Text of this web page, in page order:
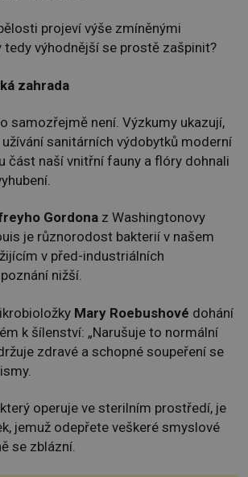
projeví výše zmíněnými
tedy výhodnější se prostě zašpinit?
zahrada
samozřejmě není. Výzkumy ukazují,
sanitárních výdobytků moderní
část naší vnitřní fauny a flóry dohnali
Gordona z Washingtonovy
je různorodost bakterií v našem
v před-industriálních
nižší.
Mary Roebushové dohání
k šílenství: „Narušuje to normální
zdravé a schopné soupeření se
operuje ve sterilním prostředí, je
jemuž odepřete veškeré smyslové
se zblázní.